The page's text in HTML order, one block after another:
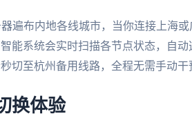
遍布内地各线城市，当你连接上海
能系统会实时扫描各节点状态，自
切至杭州备用线路，全程无需手动干
换体验